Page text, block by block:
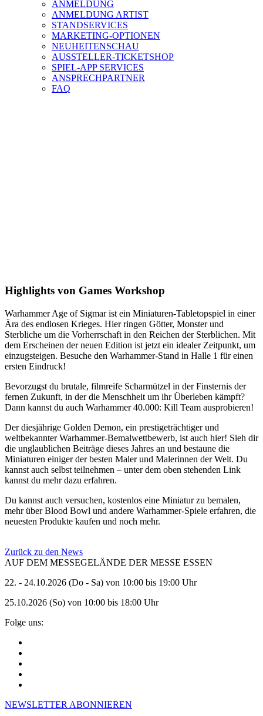
ANMELDUNG
ANMELDUNG ARTIST
STANDSERVICES
MARKETING-OPTIONEN
NEUHEITENSCHAU
AUSSTELLER-TICKETSHOP
SPIEL-APP SERVICES
ANSPRECHPARTNER
FAQ
Highlights von Games Workshop
Warhammer Age of Sigmar ist ein Miniaturen-Tabletopspiel in einer
Ära des endlosen Krieges. Hier ringen Götter, Monster und
Sterbliche um die Vorherrschaft in den Reichen der Sterblichen. Mit
dem Erscheinen der neuen Edition ist jetzt ein idealer Zeitpunkt, um
einzugsteigen. Besuche den Warhammer-Stand in Halle 1 für einen
ersten Eindruck!
Bevorzugst du brutale, filmreife Scharmützel in der Finsternis der
fernen Zukunft, in der die Menschheit um ihr Überleben kämpft?
Dann kannst du auch Warhammer 40.000: Kill Team ausprobieren!
Der diesjährige Golden Demon, ein prestigeträchtiger und
weltbekannter Warhammer-Bemalwettbewerb, ist auch hier! Sieh dir
die unglaublichen Beiträge dieses Jahres an und bestaune die
Miniaturen einiger der besten Maler und Malerinnen der Welt. Du
kannst auch selbst teilnehmen – unter dem oben stehenden Link
kannst du mehr dazu erfahren.
Du kannst auch versuchen, kostenlos eine Miniatur zu bemalen,
mehr über Blood Bowl und andere Warhammer-Spiele erfahren, die
neuesten Produkte kaufen und noch mehr.
Zurück zu den News
AUF DEM MESSEGELÄNDE DER MESSE ESSEN
22. - 24.10.2026 (Do - Sa) von 10:00 bis 19:00 Uhr
25.10.2026 (So) von 10:00 bis 18:00 Uhr
Folge uns:
NEWSLETTER ABONNIEREN